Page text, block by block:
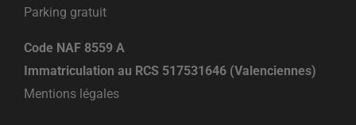
Parking gratuit
Code NAF 8559 A
Immatriculation au RCS 517531646 (Valenciennes)
Mentions légales